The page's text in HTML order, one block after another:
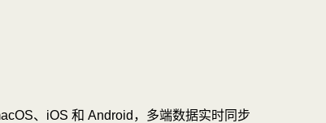
、iOS 和 Android，多端数据实时同步